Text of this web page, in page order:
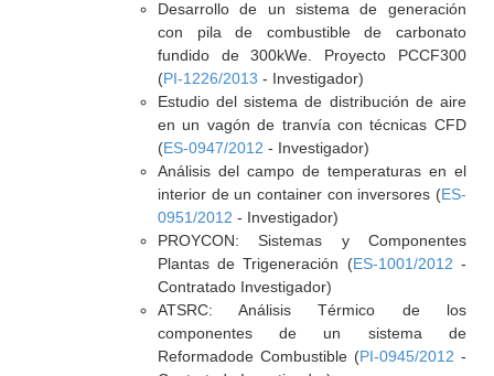
Desarrollo de un sistema de generación
con pila de combustible de carbonato
fundido de 300kWe. Proyecto PCCF300
(PI-1226/2013 - Investigador)
Estudio del sistema de distribución de aire
en un vagón de tranvía con técnicas CFD
(ES-0947/2012 - Investigador)
Análisis del campo de temperaturas en el
interior de un container con inversores (ES-
0951/2012 - Investigador)
PROYCON: Sistemas y Componentes
Plantas de Trigeneración (ES-1001/2012 -
Contratado Investigador)
ATSRC: Análisis Térmico de los
componentes de un sistema de
Reformadode Combustible (PI-0945/2012 -